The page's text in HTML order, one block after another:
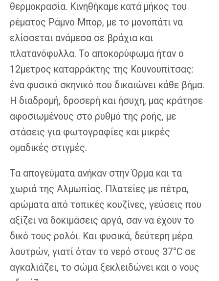
θερμοκρασία. Κινηθήκαμε κατά μήκος του
ρέματος Ράμνο Μπορ, με το μονοπάτι να
ελίσσεται ανάμεσα σε βράχια και
πλατανόφυλλα. Το αποκορύφωμα ήταν ο
12μετρος καταρράκτης της Κουνουπίτσας:
ένα φυσικό σκηνικό που δικαιώνει κάθε βήμα.
Η διαδρομή, δροσερή και ήσυχη, μας κράτησε
αφοσιωμένους στο ρυθμό της ροής, με
στάσεις για φωτογραφίες και μικρές
ομαδικές στιγμές.
Τα απογεύματα ανήκαν στην Όρμα και τα
χωριά της Αλμωπίας. Πλατείες με πέτρα,
αρώματα από τοπικές κουζίνες, γεύσεις που
αξίζει να δοκιμάσεις αργά, σαν να έχουν το
δικό τους ρολόι. Και φυσικά, δεύτερη μέρα
λουτρών, γιατί όταν το νερό στους 37°C σε
αγκαλιάζει, το σώμα ξεκλειδώνει και ο νους